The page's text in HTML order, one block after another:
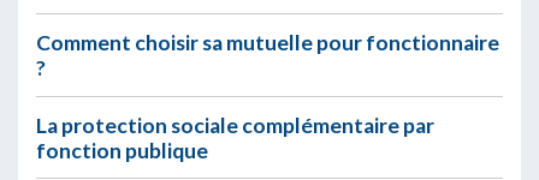
Comment choisir sa mutuelle pour fonctionnaire
?
La protection sociale complémentaire par
fonction publique